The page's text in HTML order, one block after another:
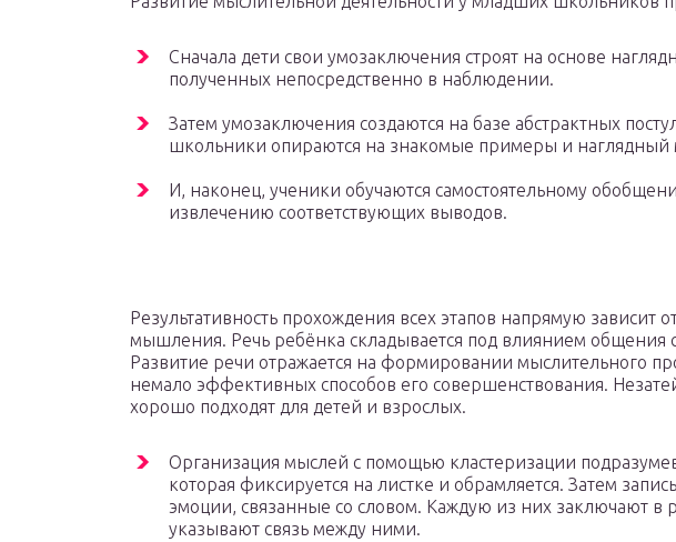
Сначала дети свои умозаключения строят на основе
полученных непосредственно в наблюдении.
Затем умозаключения создаются на базе абстрактных
школьники опираются на знакомые примеры и наглядный
И, наконец, ученики обучаются самостоятельному
извлечению соответствующих выводов.
Результативность прохождения всех этапов напрямую зависит
мышления. Речь ребёнка складывается под влиянием
Развитие речи отражается на формировании мыслительного
немало эффективных способов его совершенствования.
хорошо подходят для детей и взрослых.
Организация мыслей с помощью кластеризации
которая фиксируется на листке и обрамляется. Затем
эмоции, связанные со словом. Каждую из них заключают в
указывают связь между ними.